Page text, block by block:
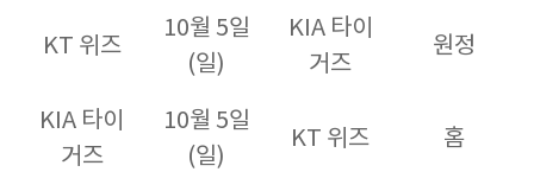
KT 위즈
10월 5일
(일)
KIA 타이
거즈
원정
KIA 타이
거즈
10월 5일
(일)
KT 위즈 홈